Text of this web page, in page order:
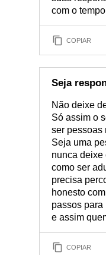
com o
COPIAR
Seja
Não deixe
Só assim o
ser pessoas
Seja uma
nunca deixe
como ser
precisa
honesto
passos para
e assim
COPIAR